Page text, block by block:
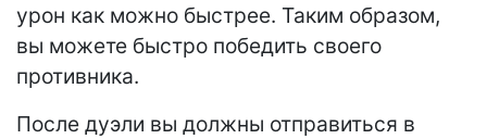
урон как можно быстрее. Таким образом,
вы можете быстро победить своего
противника.
После дуэли вы должны отправиться в